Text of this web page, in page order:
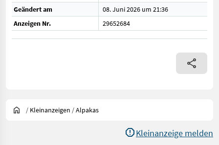
Geändert am
08. Juni 2026 um 21:36
Anzeigen Nr.
29652684
/ Kleinanzeigen /Alpakas
Kleinanzeige melden